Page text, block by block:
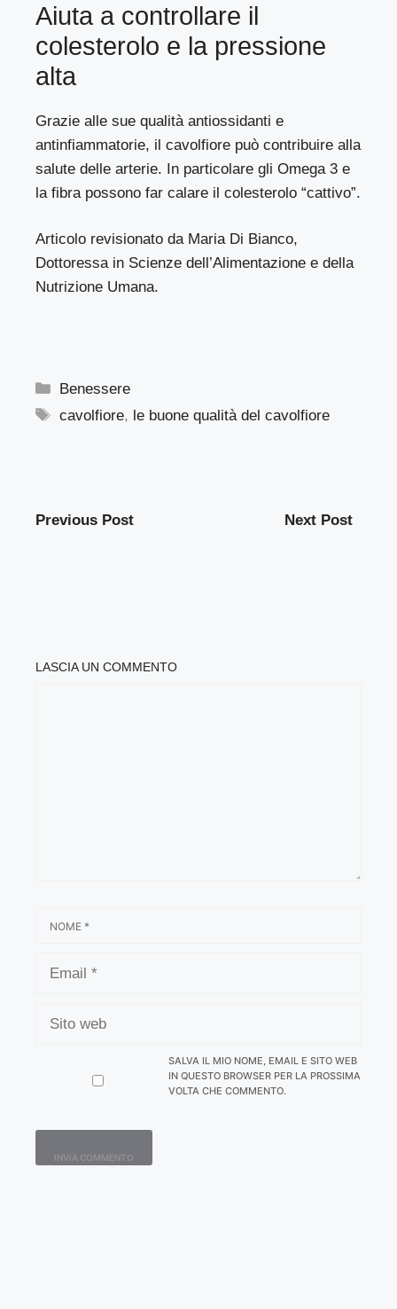
Aiuta a controllare il
colesterolo e la pressione
alta
Grazie alle sue qualità antiossidanti e
antinfiammatorie, il cavolfiore può contribuire alla
salute delle arterie. In particolare gli Omega 3 e
lafibrapossono far calare il colesterolo “cattivo”.
Articolo revisionato da Maria Di Bianco,
Dottoressa in Scienze dell’Alimentazione e della
Nutrizione Umana.
Categorie
Benessere
Tag
cavolfiore, le buone qualità del cavolfiore
Previous Post Next Post
LASCIA UN COMMENTO
WEB
SALVA IL MIO NOME, EMAIL E SITO WEB
IN QUESTO BROWSER PER LA PROSSIMA
VOLTA CHE COMMENTO.